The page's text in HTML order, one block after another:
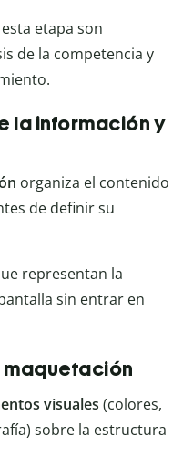
etapa son
de la competencia y
la información y
organiza el contenido
de definir su
representan la
sin entrar en
maquetación
visuales (colores,
sobre la estructura